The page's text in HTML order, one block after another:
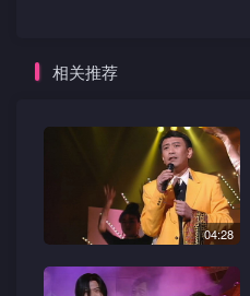
相关推荐
04:28